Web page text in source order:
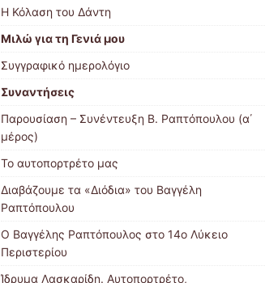
Η Κόλαση του Δάντη
Μιλώ για τη Γενιά μου
Συγγραφικό ημερολόγιο
Συναντήσεις
Παρουσίαση – Συνέντευξη Β. Ραπτόπουλου (α΄
μέρος)
Το αυτοπορτρέτο μας
Διαβάζουμε τα «Διόδια» του Βαγγέλη
Ραπτόπουλου
Ο Βαγγέλης Ραπτόπουλος στο 14ο Λύκειο
Περιστερίου
Ίδρυμα Λασκαρίδη. Αυτοπορτρέτο,